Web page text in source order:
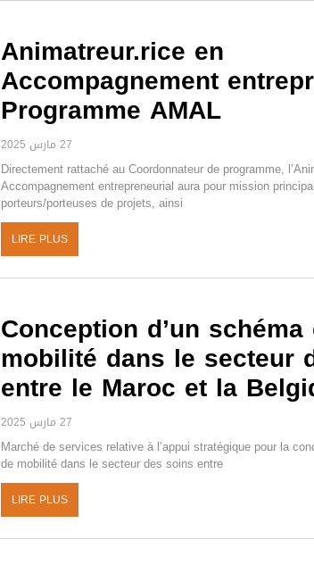
Animatreur.rice en
Accompagnement
Programme AMAL
27 مارس 2025
Directement rattaché au Coordonnateur de programme,
Accompagnement entrepreneurial aura pour mission
porteurs/porteuses de projets, ainsi
LIRE PLUS
Conception d’un schéma
mobilité dans le secteur
entre le Maroc et la
27 مارس 2025
Marché de services relative à l’appui stratégique pour la
de mobilité dans le secteur des soins entre
LIRE PLUS